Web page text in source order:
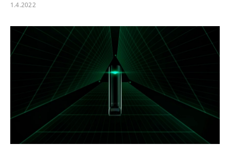
1.4.2022